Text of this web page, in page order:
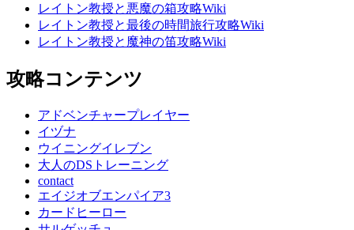
レイトン教授と悪魔の箱攻略Wiki
レイトン教授と最後の時間旅行攻略Wiki
レイトン教授と魔神の笛攻略Wiki
攻略コンテンツ
アドベンチャープレイヤー
イヅナ
ウイニングイレブン
大人のDSトレーニング
contact
エイジオブエンパイア3
カードヒーロー